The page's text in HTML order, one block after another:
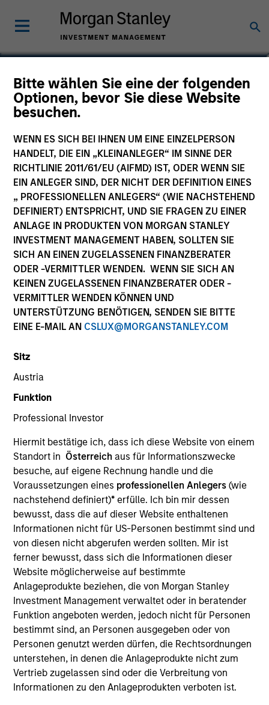
Bitte wählen Sie eine der folgenden
Optionen, bevor Sie diese Website
besuchen.
WENN ES SICH BEI IHNEN UM EINE EINZELPERSON
HANDELT, DIE EIN „KLEINANLEGER“ IM SINNE DER
RICHTLINIE 2011/61/EU (AIFMD) IST, ODER WENN SIE
EIN ANLEGER SIND, DER NICHT DER DEFINITION EINES
„ PROFESSIONELLEN ANLEGERS“ (WIE NACHSTEHEND
DEFINIERT) ENTSPRICHT, UND SIE FRAGEN ZU EINER
ANLAGE IN PRODUKTEN VON MORGAN STANLEY
INVESTMENT MANAGEMENT HABEN, SOLLTEN SIE
SICH AN EINEN ZUGELASSENEN FINANZBERATER
ODER -VERMITTLER WENDEN. WENN SIE SICH AN
KEINEN ZUGELASSENEN FINANZBERATER ODER -
VERMITTLER WENDEN KÖNNEN UND
UNTERSTÜTZUNG BENÖTIGEN, SENDEN SIE BITTE
EINE E-MAIL AN CSLUX@MORGANSTANLEY.COM
Sitz
Austria
Funktion
Professional Investor
Hiermit bestätige ich, dass ich diese Website von einem
Standort in Österreich aus für Informationszwecke
besuche, auf eigene Rechnung handle und die
Voraussetzungen eines professionellen Anlegers(wie
nachstehend definiert)* erfülle. Ich bin mir dessen
bewusst, dass die auf dieser Website enthaltenen
Informationen nicht für US-Personen bestimmt sind und
von diesen nicht abgerufen werden sollten. Mir ist
ferner bewusst, dass sich die Informationen dieser
Website möglicherweise auf bestimmte
Anlageprodukte beziehen, die von Morgan Stanley
Investment Management verwaltet oder in beratender
Funktion angeboten werden, jedoch nicht für Personen
bestimmt sind, an Personen ausgegeben oder von
Personen genutzt werden dürfen, die Rechtsordnungen
unterstehen, in denen die Anlageprodukte nicht zum
Vertrieb zugelassen sind oder die Verbreitung von
Informationen zu den Anlageprodukten verboten ist.
Patrick Whitehead
Managing Director | Operating Partner
15 Years
TEAM
Morgan Stanley Capital Partners
Patrick Whitehead is a Managing Director of
Morgan Stanley and is based in New York. Patrick
joined Morgan Stanley Capital Partners (MSCP) in
2019. Prior to joining Morgan Stanley, Patrick was a
Principal of The Boston Consulting Group (2014-
2019) where he focused on operational strategy
and transformation. Prior to BCG, Patrick was a
Senior Analyst with Analysis Group (2009-2012). He
currently serves on the board of directors of Allstar
Holdings, AWT Labels & Packaging, Security 101,
and Thermogenics, and previously served on the
board of Clarity Software Solutions and Sila Heating